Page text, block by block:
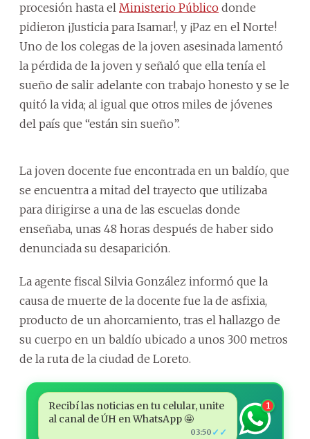
procesión hasta el Ministerio Público donde
pidieron ¡Justicia para Isamar!, y ¡Paz en el Norte!
Uno de los colegas de la joven asesinada lamentó
la pérdida de la joven y señaló que ella tenía el
sueño de salir adelante con trabajo honesto y se le
quitó la vida; al igual que otros miles de jóvenes
del país que “están sin sueño”.
La joven docente fue encontrada en un baldío, que
se encuentra a mitad del trayecto que utilizaba
para dirigirse a una de las escuelas donde
enseñaba, unas 48 horas después de haber sido
denunciada su desaparición.
La agente fiscal Silvia González informó que la
causa de muerte de la docente fue la de asfixia,
producto de un ahorcamiento, tras el hallazgo de
su cuerpo en un baldío ubicado a unos 300 metros
de la ruta de la ciudad de Loreto.
Recibí las noticias en tu celular, unite
al canal de ÚH en WhatsApp 🤩
03:50 ✓✓
1